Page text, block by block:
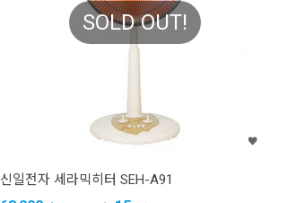
SOLD OUT!
신일전자 세라믹히터 SEH-A91